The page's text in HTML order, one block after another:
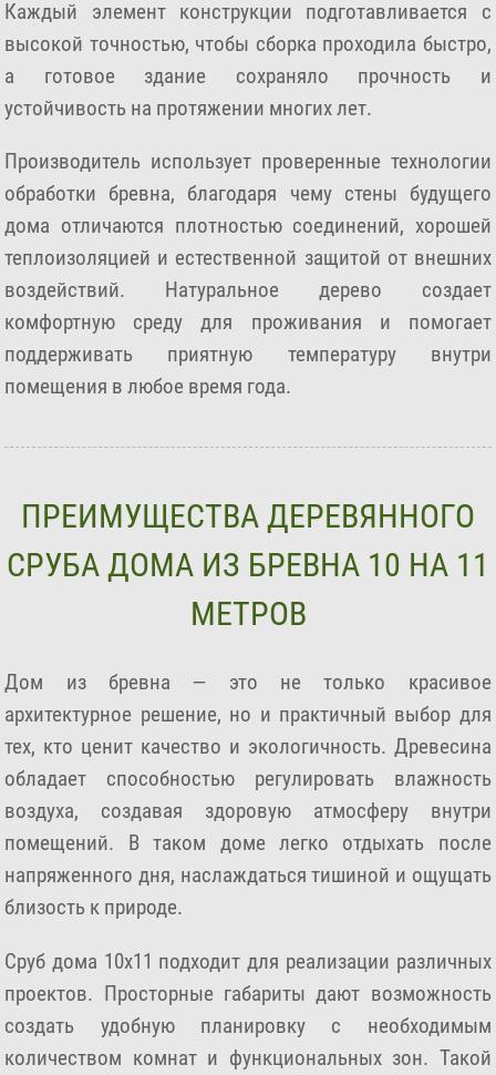
Каждый элемент конструкции подготавливается с
высокой точностью, чтобы сборка проходила быстро,
а готовое здание сохраняло прочность и
устойчивость на протяжении многих лет.
Производитель использует проверенные технологии
обработки бревна, благодаря чему стены будущего
дома отличаются плотностью соединений, хорошей
теплоизоляцией и естественной защитой от внешних
воздействий. Натуральное дерево создает
комфортную среду для проживания и помогает
поддерживать приятную температуру внутри
помещения в любое время года.
ПРЕИМУЩЕСТВА ДЕРЕВЯННОГО
СРУБА ДОМА ИЗ БРЕВНА 10 НА 11
МЕТРОВ
Дом из бревна — это не только красивое
архитектурное решение, но и практичный выбор для
тех, кто ценит качество и экологичность. Древесина
обладает способностью регулировать влажность
воздуха, создавая здоровую атмосферу внутри
помещений. В таком доме легко отдыхать после
напряженного дня, наслаждаться тишиной и ощущать
близость к природе.
Сруб дома 10х11 подходит для реализации различных
проектов. Просторные габариты дают возможность
создать удобную планировку с необходимым
количеством комнат и функциональных зон. Такой